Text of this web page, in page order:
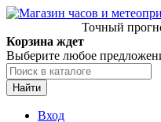
Точный
Корзина ждет
Выберите любое
Найти
Вход